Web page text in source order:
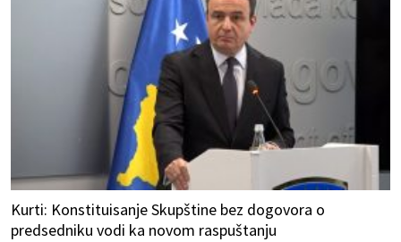
Kurti: Konstituisanje Skupštine bez dogovora o
predsedniku vodi ka novom raspuštanju